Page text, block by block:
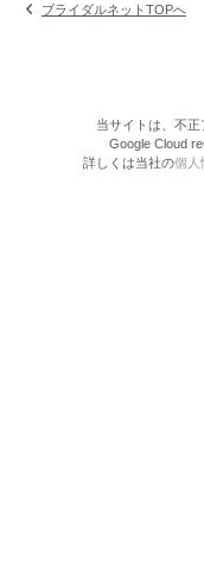
ブライダルネットTOPへ
当サイトは、不
Google Cloud
詳しくは当社の個人